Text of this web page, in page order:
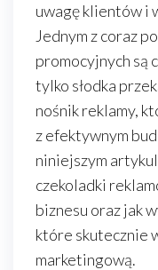
uwagę klientów i
Jednym z coraz
promocyjnych są
tylko słodka
nośnik reklamy,
z efektywnym
niniejszym
czekoladki
biznesu oraz jak
które skutecznie
marketingową.